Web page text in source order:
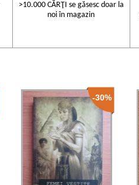
>10.000 CĂRŢI se găsesc doar la
noi în magazin
-30%